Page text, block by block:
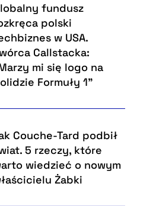
fundusz
polski
w USA.
Callstacka:
mi się logo na
Formuły 1”
Couche-Tard podbił
5 rzeczy, które
wiedzieć o nowym
Żabki